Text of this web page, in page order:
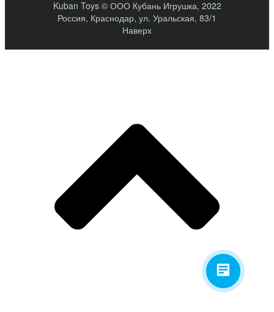
Kuban Toys © ООО Кубань Игрушка, 2022
Россия, Краснодар, ул. Уральская, 83/1
Наверх